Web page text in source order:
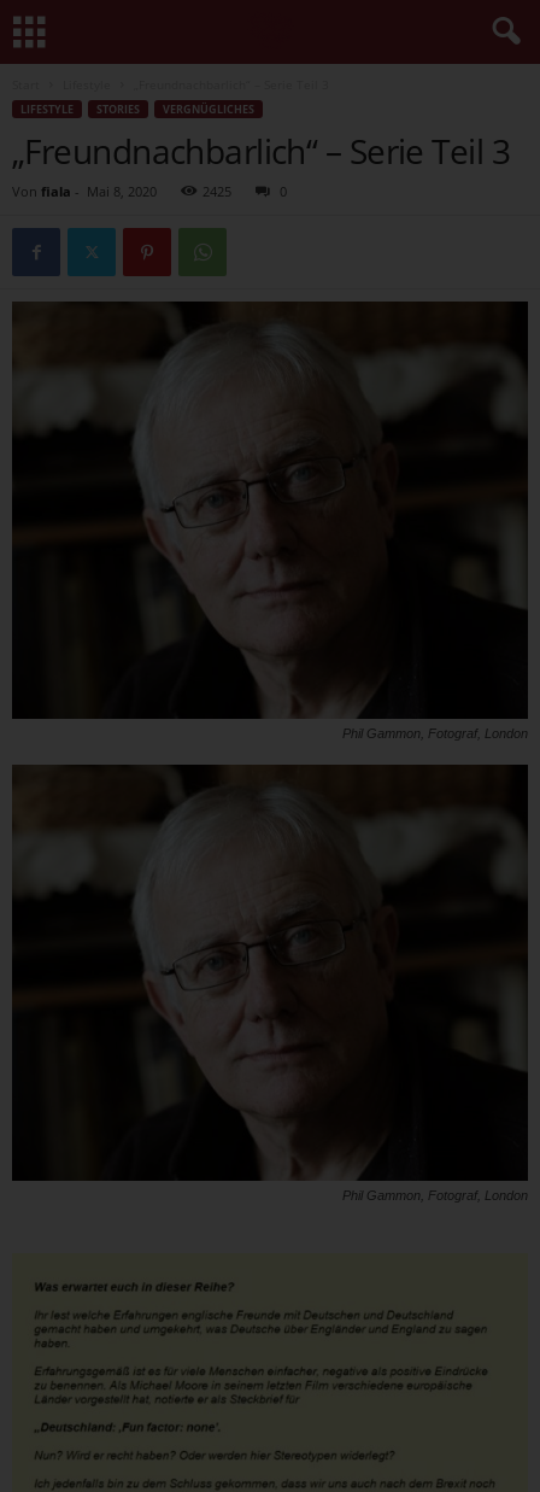
LIFESTYLE STORIES VERGNÜGLICHES
„Freundnachbarlich“ – Serie Teil 3
Von fiala - Mai 8, 2020 2425 0
Phil Gammon, Fotograf, London
Phil Gammon, Fotograf, London